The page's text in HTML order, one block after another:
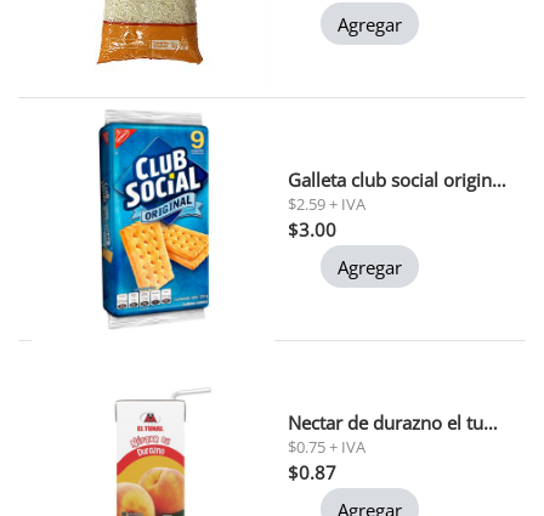
Agregar
Galleta club social original 234 gr (0200)
$2.59 + IVA
$3.00
Agregar
Nectar de durazno el tunal 200 ml
$0.75 + IVA
$0.87
Agregar